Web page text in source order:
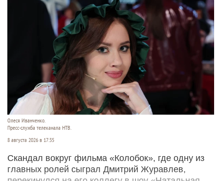
Олеся Иванченко.
Пресс-служба телеканала НТВ.
8 августа 2026 в 17:35
Скандал вокруг фильма «Колобок», где одну из
главных ролей сыграл Дмитрий Журавлев,